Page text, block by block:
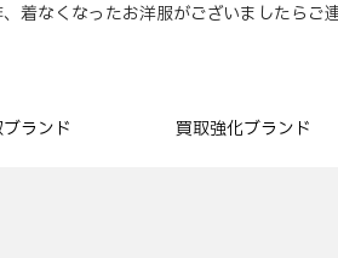
着なくなったお洋服がございましたらご
ランド 買取強化ブランド